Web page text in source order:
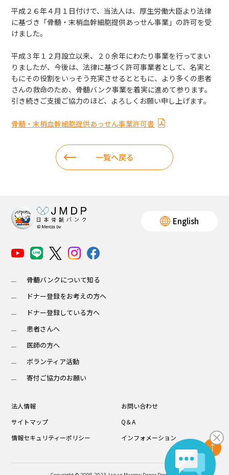
医師の方へ
ボランティア活動
法人情報
インフォメーション
平成２６年４月１日付けで、当法人は、厚生労働大臣より法律
に基づき「骨髄・末梢血幹細胞提供あっせん事業」の許可を受
けました。
平成３年１２月設立以来、２０余年にわたり事業を行ってまい
りましたが、今後は、法律に基づく許可事業者として、名実と
もにその役割をいっそう充実させるとともに、より多くの患者
さんの救命のため、骨髄バンク事業を着実に進めて参ります。
引き続きご支援ご協力のほど、よろしくお願い申し上げます。
骨髄・末梢血幹細胞提供あっせん事業許可書
一覧へ戻る
English
骨髄バンクについて知る
ドナー登録をお考えの方へ
ドナー登録している方へ
患者さんへ
医師の方へ
ボランティア活動
寄付ご協力のお願い
法人情報
サイトマップ
情報セキュリティーポリシー
お問い合わせ
Q＆A
インフォメーション